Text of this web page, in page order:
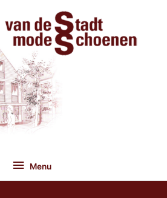
Menu
Menu